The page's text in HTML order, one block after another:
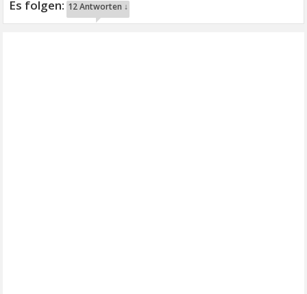
12 Antworten ↓